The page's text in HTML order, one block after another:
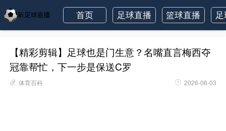
首页 足球直播 篮球直播
【精彩剪辑】足球也是门生意？名嘴直言梅西夺
冠靠帮忙，下一步是保送C罗
体育百科 2026-06-03